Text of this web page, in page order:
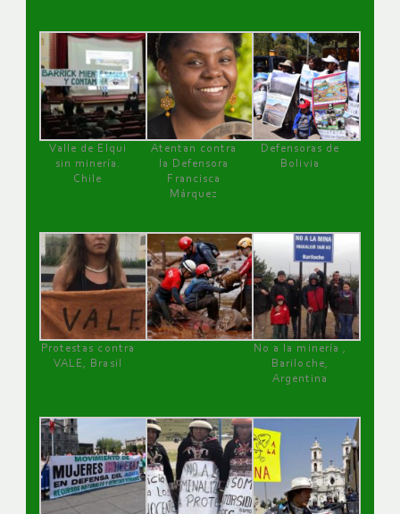
Valle de Elqui
sin minería.
Chile
Atentan contra
la Defensora
Francisca
Márquez
Defensoras de
Bolivia
Protestas contra
VALE, Brasil
No a la minería ,
Bariloche,
Argentina